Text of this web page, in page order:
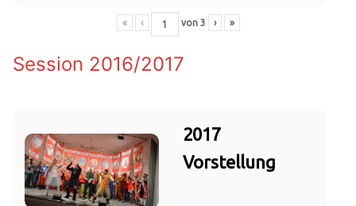
« ‹ von 3 › »
Session 2016/2017
2017
Vorstellung